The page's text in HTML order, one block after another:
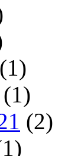
(1)
(1)
(2)